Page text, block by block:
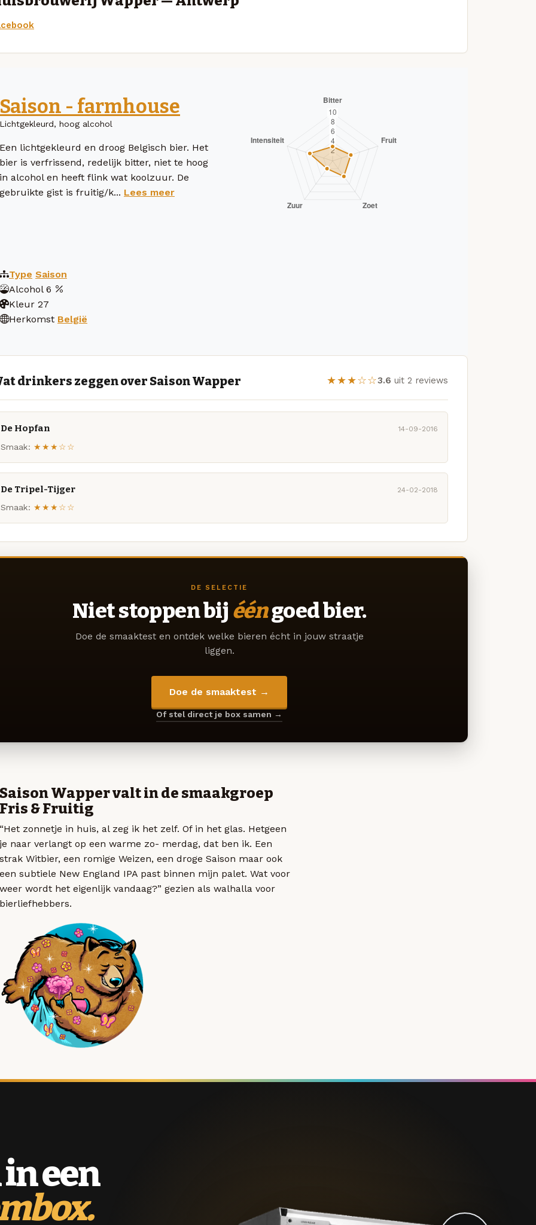
Saison - farmhouse
Lichtgekleurd, hoog alcohol
Een lichtgekleurd en droog Belgisch bier. Het
bier is verfrissend, redelijk bitter, niet te hoog
in alcohol en heeft flink wat koolzuur. De
gebruikte gist is fruitig/k... Lees meer
Type Saison
Alcohol 6
Kleur 27
Herkomst België
drinkers zeggen over Saison Wapper ★★★☆☆3.6 uit 2 reviews
De Hopfan 14-09-2016
Smaak: ★★★☆☆
De Tripel-Tijger 24-02-2018
Smaak: ★★★☆☆
DE SELECTIE
Niet stoppen bij ééngoed bier.
Doe de smaaktest en ontdek welke bieren écht in jouw straatje
liggen.
Doe de smaaktest →
Of stel direct je box samen →
Saison Wapper valt in de smaakgroep
Fris & Fruitig
“Het zonnetje in huis, al zeg ik het zelf. Of in het glas. Hetgeen
je naar verlangt op een warme zo- merdag, dat ben ik. Een
strak Witbier, een romige Weizen, een droge Saison maar ook
een subtiele New England IPA past binnen mijn palet. Wat voor
weer wordt het eigenlijk vandaag?” gezien als walhalla voor
bierliefhebbers.
een